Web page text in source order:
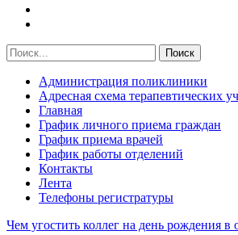
Администрация поликлиники
Адресная схема терапевтических
Главная
График личного приема граждан
График приема врачей
График работы отделений
Контакты
Лента
Телефоны регистратуры
Чем угостить коллег на день рождения в